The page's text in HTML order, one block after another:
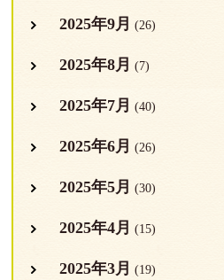
2025年9月 (26)
2025年8月 (7)
2025年7月 (40)
2025年6月 (26)
2025年5月 (30)
2025年4月 (15)
2025年3月 (19)